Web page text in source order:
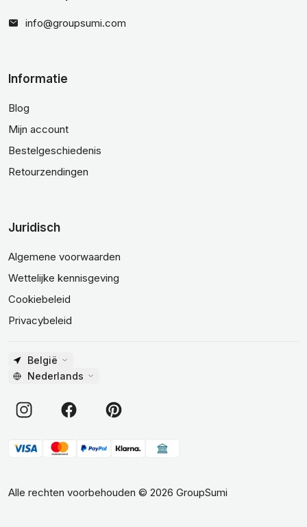
info@groupsumi.com
Informatie
Blog
Mijn account
Bestelgeschiedenis
Retourzendingen
Juridisch
Algemene voorwaarden
Wettelijke kennisgeving
Cookiebeleid
Privacybeleid
België
Nederlands
Alle rechten voorbehouden © 2026 GroupSumi